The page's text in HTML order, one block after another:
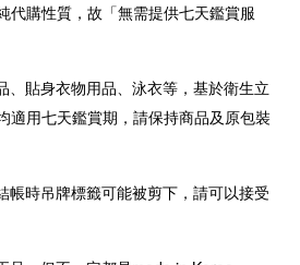
代購性質，故「無需提供七天鑑賞服
、貼身衣物用品、泳衣等，基於衛生立
適用七天鑑賞期，請保持商品及原包裝
帳時吊牌標籤可能被剪下，請可以接受